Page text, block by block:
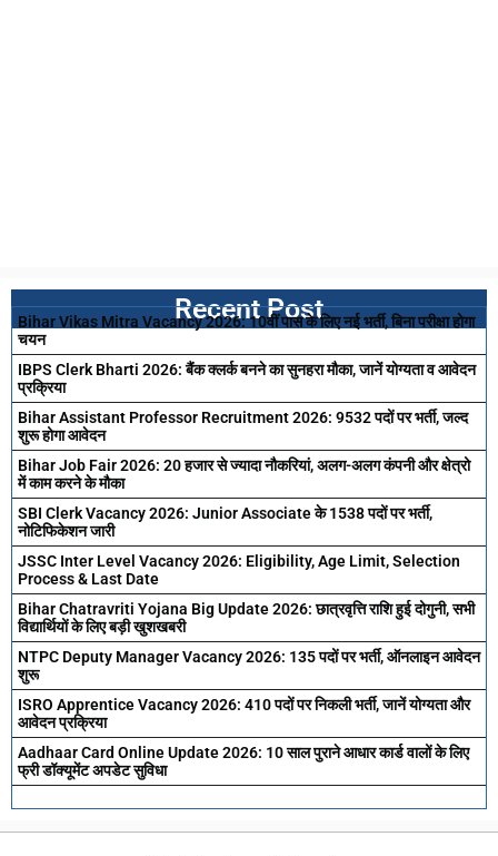
Recent Post
Bihar Vikas Mitra Vacancy 2026: 10वीं पास के लिए नई भर्ती, बिना परीक्षा होगा
चयन
IBPS Clerk Bharti 2026: बैंक क्लर्क बनने का सुनहरा मौका, जानें योग्यता व आवेदन
प्रक्रिया
Bihar Assistant Professor Recruitment 2026: 9532 पदों पर भर्ती, जल्द
शुरू होगा आवेदन
Bihar Job Fair 2026: 20 हजार से ज्यादा नौकरियां, अलग-अलग कंपनी और क्षेत्रो
में काम करने के मौका
SBI Clerk Vacancy 2026: Junior Associate के 1538 पदों पर भर्ती,
नोटिफिकेशन जारी
JSSC Inter Level Vacancy 2026: Eligibility, Age Limit, Selection
Process & Last Date
Bihar Chatravriti Yojana Big Update 2026: छात्रवृत्ति राशि हुई दोगुनी, सभी
विद्यार्थियों के लिए बड़ी खुशखबरी
NTPC Deputy Manager Vacancy 2026: 135 पदों पर भर्ती, ऑनलाइन आवेदन
शुरू
ISRO Apprentice Vacancy 2026: 410 पदों पर निकली भर्ती, जानें योग्यता और
आवेदन प्रक्रिया
Aadhaar Card Online Update 2026: 10 साल पुराने आधार कार्ड वालों के लिए
फ्री डॉक्यूमेंट अपडेट सुविधा